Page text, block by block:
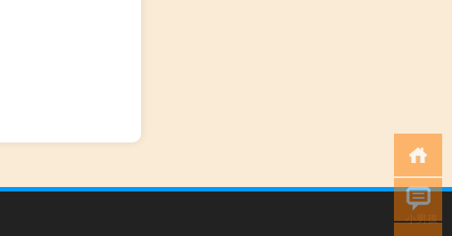
小男孩